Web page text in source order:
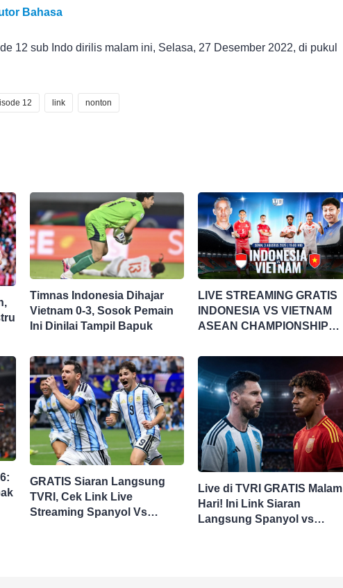
Bahasa
12 sub Indo dirilis malam ini, Selasa, 27 Desember 2022, di pukul
12 link nonton
Timnas Indonesia Dihajar
Vietnam 0-3, Sosok Pemain
Ini Dinilai Tampil Bapuk
LIVE STREAMING GRATIS
INDONESIA VS VIETNAM
ASEAN CHAMPIONSHIP
GRATIS Siaran Langsung
TVRI, Cek Link Live
Streaming Spanyol Vs
Live di TVRI GRATIS Malam
Hari! Ini Link Siaran
Langsung Spanyol vs